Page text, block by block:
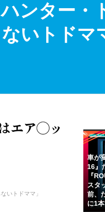
ンター・
いトドマ
いトドママ」
車が
16』
『
スタ
前、
に1